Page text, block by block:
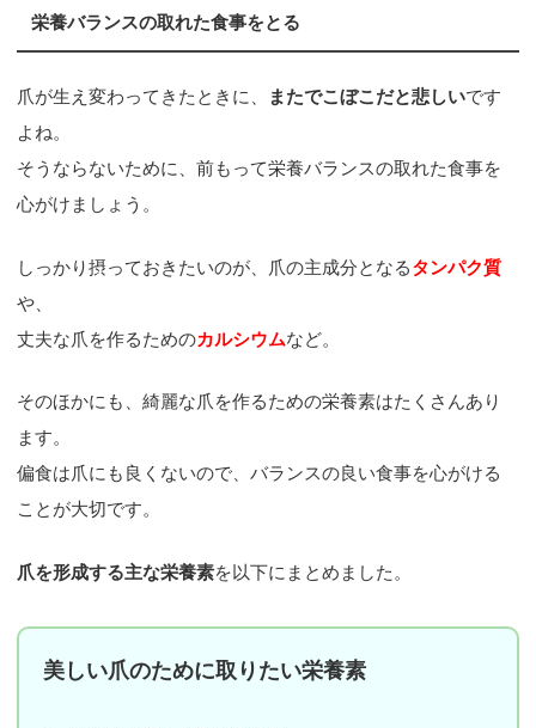
栄養バランスの取れた食事をとる
爪が生え変わってきたときに、 またでこぼこだと悲しいです
よね。
そうならないために、前もって栄養バランスの取れた食事を
心がけましょう。
しっかり摂っておきたいのが、爪の主成分となるタンパク質
や、
丈夫な爪を作るためのカルシウムなど。
そのほかにも、綺麗な爪を作るための栄養素はたくさんあり
ます。
偏食は爪にも良くないので、バランスの良い食事を心がける
ことが大切です。
爪を形成する主な栄養素を以下にまとめました。
美しい爪のために取りたい栄養素